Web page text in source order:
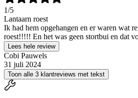
1/5
Lantaarn roest
Ik had hem opgehangen en er waren wat
roest!!!!! En het was geen stortbui en dat
Lees hele review
Cobi Pauwels
31 juli 2024
Toon alle 3 klantreviews met tekst